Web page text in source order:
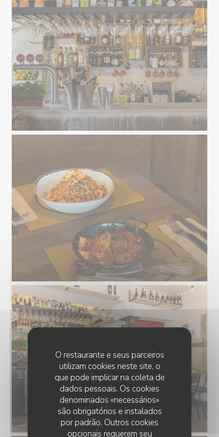
O restaurante e seus parceiros
utilizam cookies neste site, o
que pode implicar na coleta de
dados pessoais. Os cookies
denominados «necessários»
são obrigatórios e instalados
por padrão. Outros cookies
opcionais requerem seu